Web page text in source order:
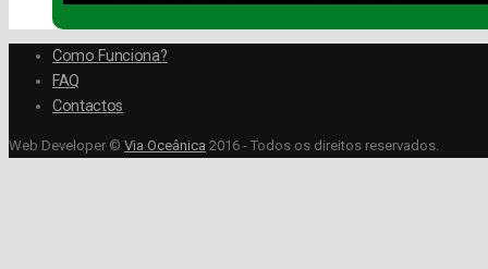
Como Funciona?
FAQ
Contactos
Web Developer © Via Oceânica 2016 - Todos os direitos reservados.